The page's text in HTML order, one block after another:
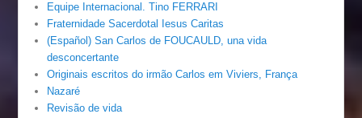
Equipe Internacional. Tino FERRARI
Fraternidade Sacerdotal Iesus Caritas
(Español) San Carlos de FOUCAULD, una vida
desconcertante
Originais escritos do irmão Carlos em Viviers, França
Nazaré
Revisão de vida